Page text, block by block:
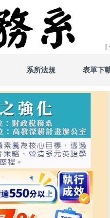
|
系所法規 表單下